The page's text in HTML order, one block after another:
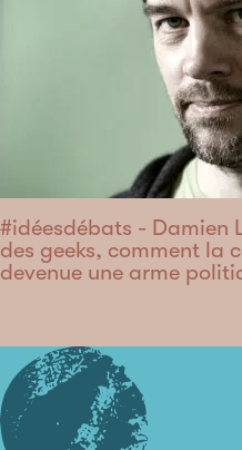
#idéesdébats - Damien
des geeks, comment la
devenue une arme